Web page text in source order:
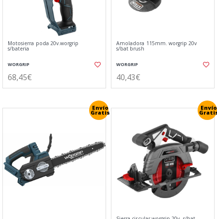
Motosierra poda 20v.worgrip
s/bateria
WORGRIP
68,45€
Amoladora 115mm. worgrip 20v
s/bat brush
WORGRIP
40,43€
Envío
Gratis
Envío